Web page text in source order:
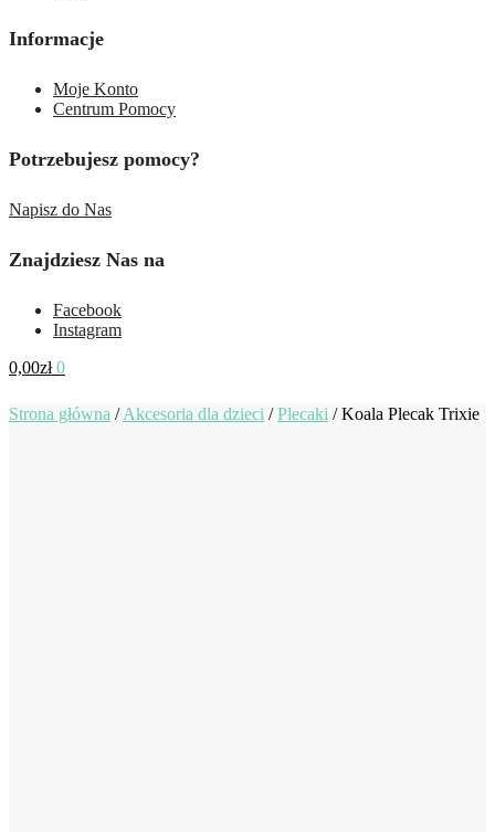
Informacje
Moje Konto
Centrum Pomocy
Potrzebujesz pomocy?
Napisz do Nas
Znajdziesz Nas na
Facebook
Instagram
0,00zł 0
Strona główna /Akcesoria dla dzieci /Plecaki /Koala Plecak Trixie